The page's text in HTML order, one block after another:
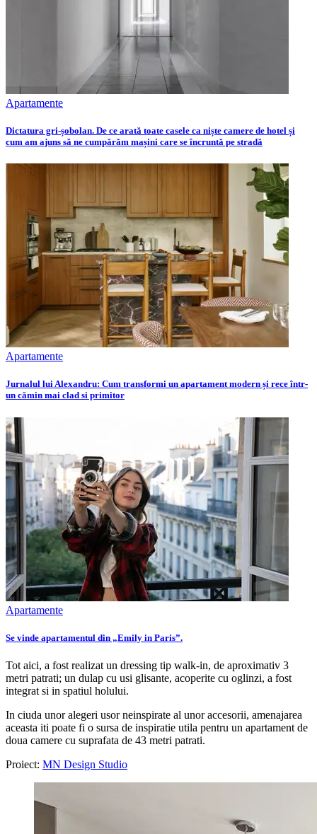
Apartamente
Dictatura gri-șobolan. De ce arată toate casele ca niște camere de hotel și
cum am ajuns să ne cumpărăm mașini care se încruntă pe stradă
Apartamente
Jurnalul lui Alexandru: Cum transformi un apartament modern și rece într-
un cămin mai clad si primitor
Apartamente
Se vinde apartamentul din „Emily in Paris”.
Tot aici, a fost realizat un dressing tip walk-in, de aproximativ 3
metri patrati; un dulap cu usi glisante, acoperite cu oglinzi, a fost
integrat si in spatiul holului.
In ciuda unor alegeri usor neinspirate al unor accesorii, amenajarea
aceasta iti poate fi o sursa de inspiratie utila pentru un apartament de
doua camere cu suprafata de 43 metri patrati.
Proiect: MN Design Studio